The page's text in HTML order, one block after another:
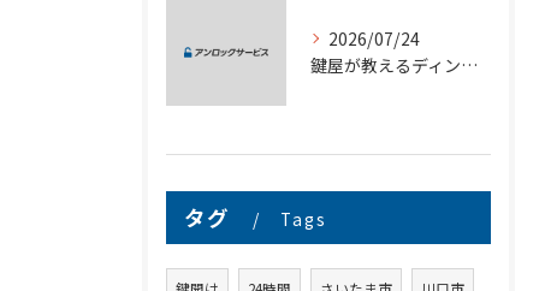
2026/07/24
鍵屋が教えるディンプルキー合鍵作成と複製のリスク対策完全ガイド
タグ Tags